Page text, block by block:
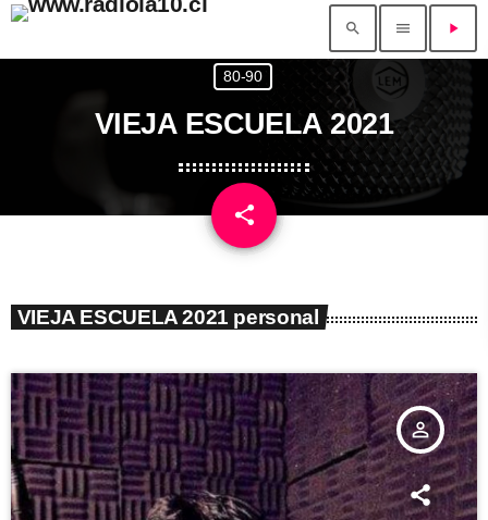
search menu play_arrow
80-90
VIEJA ESCUELA 2021
share
email
VIEJA ESCUELA 2021 personal
person_outline